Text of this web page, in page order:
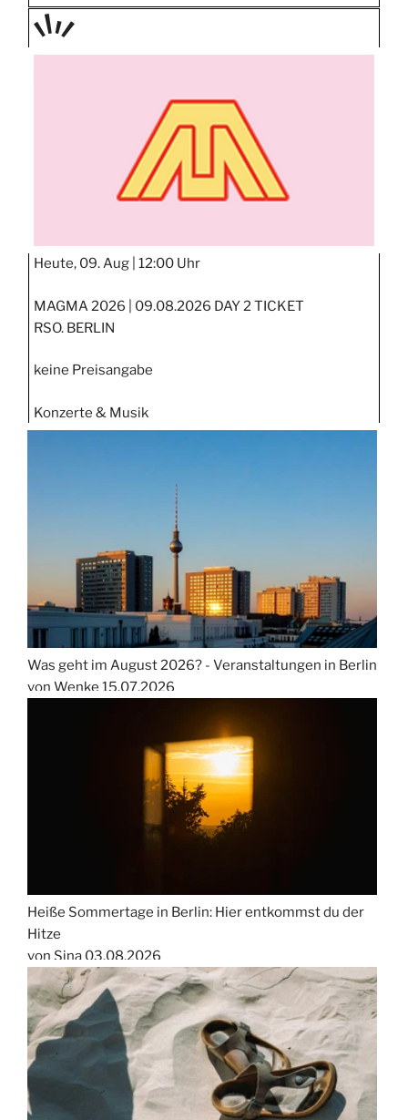
TAGE
Heute, 09. Aug | 12:00 Uhr
MAGMA 2026 | 09.08.2026 DAY 2 TICKET
RSO. BERLIN
keine Preisangabe
Konzerte & Musik
Was geht im August 2026? - Veranstaltungen in Berlin
von Wenke 15.07.2026
Heiße Sommertage in Berlin: Hier entkommst du der
Hitze
von Sina 03.08.2026